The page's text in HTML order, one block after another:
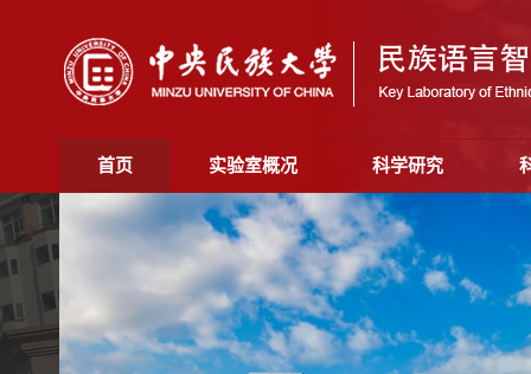
首页 实验室概况 科学研究